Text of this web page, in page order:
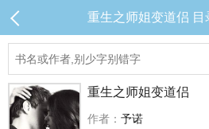
重生之师姐变道侣 目
重生之师姐变道侣
作者： 予诺